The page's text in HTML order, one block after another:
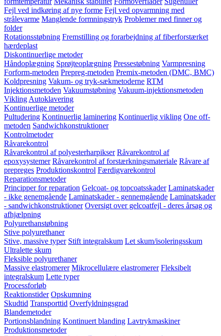
Fejl ved indkøring af nye forme Fejl ved opvarmning med
strålevarme Manglende formningstryk Problemer med finner og
folder
Rotationsstøbning Fremstilling og forarbejdning af fiberforstærket
hærdeplast
Diskontinuerlige metoder
Håndoplægning Sprøjteoplægning Pressestøbning Varmpresning
Forform-metoden Prepreg-metoden Premix-metoden (DMC, BMC)
Koldpresning Vakum- og tryk-sækmetoderne RTM
Injektionsmetoden Vakuumstøbning Vakuum-injektionsmetoden
Vikling Autoklavering
Kontinuerlige metoder
Pultudering Kontinuerlig laminering Kontinuerlig vikling One off-
metoden Sandwichkonstruktioner
Kontrolmetoder
Råvarekontrol
Råvarekontrol af polyesterharpikser Råvarekontrol af
epoxysystemer Råvarekontrol af forstærkningsmateriale Råvare af
prepreges Produktionskontrol Færdigvarekontrol
Reparationsmetoder
Principper for reparation Gelcoat- og topcoatsskader Laminatskader
- ikke genemgående Laminatskader - gennemgående Laminatskader
- sandwichkonstruktioner Oversigt over gelcoatfejl - deres årsag og
afhjælpning
Polyurethanstøbning
Stive polyurethaner
Stive, massive typer Stift integralskum Let skum/isoleringsskum
Ultralette skum
Fleksible polyurethaner
Massive elastromerer Mikrocellulære elastromerer Fleksibelt
integralskum Lette typer
Processforløb
Reaktionstider Opskumning
Skudtid Transporttid Overfyldningsgrad
Blandemetoder
Portionsblandning Kontinuert blanding Lavtrykmaskiner
Produktionsmetoder